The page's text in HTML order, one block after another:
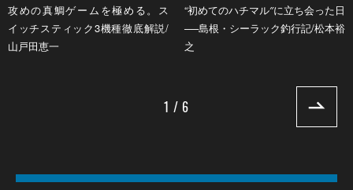
攻めの真鯛ゲームを極める。ス
イッチスティック3機種徹底解説/
山戸田恵一
“初めてのハチマル″に立ち会った日
──島根・シーラック釣行記/松本裕
之
1 / 6